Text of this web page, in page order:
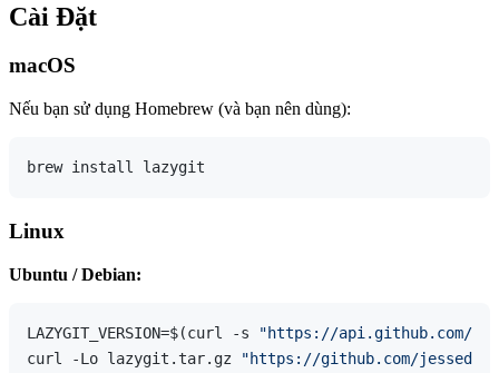
Cài Đặt
macOS
Nếu bạn sử dụng Homebrew (và bạn nên dùng):
Linux
Ubuntu / Debian:
LAZYGIT_VERSION=$(curl -s
"https://api.github.com/
curl -Lo lazygit.tar.gz
"https://github.com/